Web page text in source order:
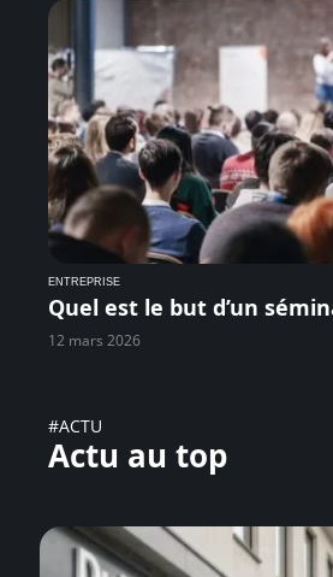
ENTREPRISE
Quel est le but d’un
12 mars 2026
#ACTU
Actu au top